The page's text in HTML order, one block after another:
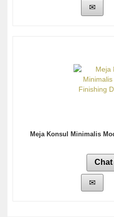
Meja Konsul Minimalis
Chat